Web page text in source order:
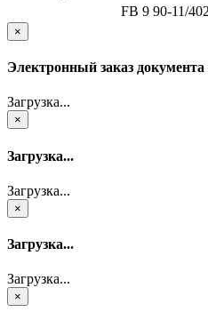
FB 9 90-11/
×
Электронный заказ
Загрузка...
×
Загрузка...
Загрузка...
×
Загрузка...
Загрузка...
×